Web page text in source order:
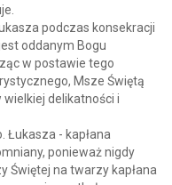
podczas konsekracji
oddanym Bogu
w postawie tego
Msze Świętą
delikatności i
Łukasza - kapłana
ponieważ nigdy
Świętej na twarzy kapłana